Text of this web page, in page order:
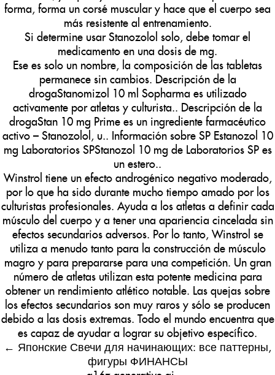
forma, forma un corsé muscular y hace que el cuerpo sea
más resistente al entrenamiento.
Si determine usar Stanozolol solo, debe tomar el
medicamento en una dosis de mg.
Ese es solo un nombre, la composición de las tabletas
permanece sin cambios. Descripción de la
drogaStanomizol 10 ml Sopharma es utilizado
activamente por atletas y culturista.. Descripción de la
drogaStan 10 mg Prime es un ingrediente farmacéutico
activo – Stanozolol, u.. Información sobre SP Estanozol 10
mg Laboratorios SPStanozol 10 mg de Laboratorios SP es
un estero..
Winstrol tiene un efecto androgénico negativo moderado,
por lo que ha sido durante mucho tiempo amado por los
culturistas profesionales. Ayuda a los atletas a definir cada
músculo del cuerpo y a tener una apariencia cincelada sin
efectos secundarios adversos. Por lo tanto, Winstrol se
utiliza a menudo tanto para la construcción de músculo
magro y para prepararse para una competición. Un gran
número de atletas utilizan esta potente medicina para
obtener un rendimiento atlético notable. Las quejas sobre
los efectos secundarios son muy raros y sólo se producen
debido a las dosis extremas. Todo el mundo encuentra que
es capaz de ayudar a lograr su objetivo específico.
← Японские Свечи для начинающих: все паттерны,
фигуры ФИНАНСЫ